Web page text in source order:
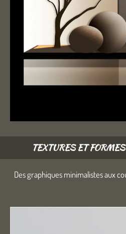
TEXTURES ET
Des graphiques minimalistes aux